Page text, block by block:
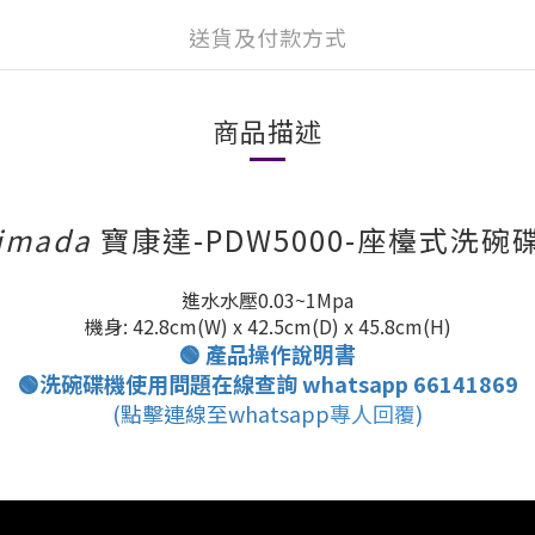
送貨及付款方式
商品描述
寶康達-PDW5000-座檯式洗碗
進水水壓0.03~1Mpa
機身: 42.8cm(W) x 42.5cm(D) x 45.8cm(H)
🟢 產品操作說明書
🟢洗碗碟機使用問題在線查詢 whatsapp 66141869
(點擊連線至whatsapp專人回覆)